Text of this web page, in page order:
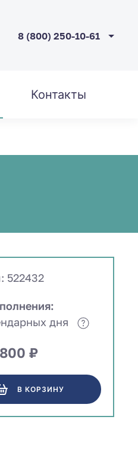
8 (800) 250-10-61
Контакты
522432
дня
₽
В КОРЗИНУ